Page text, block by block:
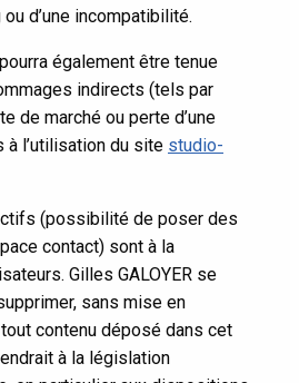
ou d’une incompatibilité.
également être tenue
indirects (tels par
de marché ou perte d’une
l’utilisation du site studio-
(possibilité de poser des
contact) sont à la
Gilles GALOYER se
sans mise en
contenu déposé dans cet
à la législation